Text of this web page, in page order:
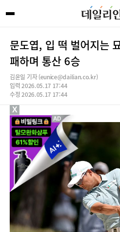
문도엽, 입 떡 벌어지는
패하며 통산 6승
김윤일 기자 (eunice@dailian.co.kr)
입력 2026.05.17 17:44
수정 2026.05.17 17:44
X